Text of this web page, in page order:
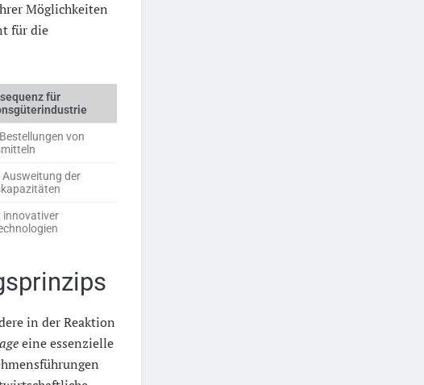
Möglichkeiten
für die
für
von
der
innovativer
in der Reaktion
eine essenzielle